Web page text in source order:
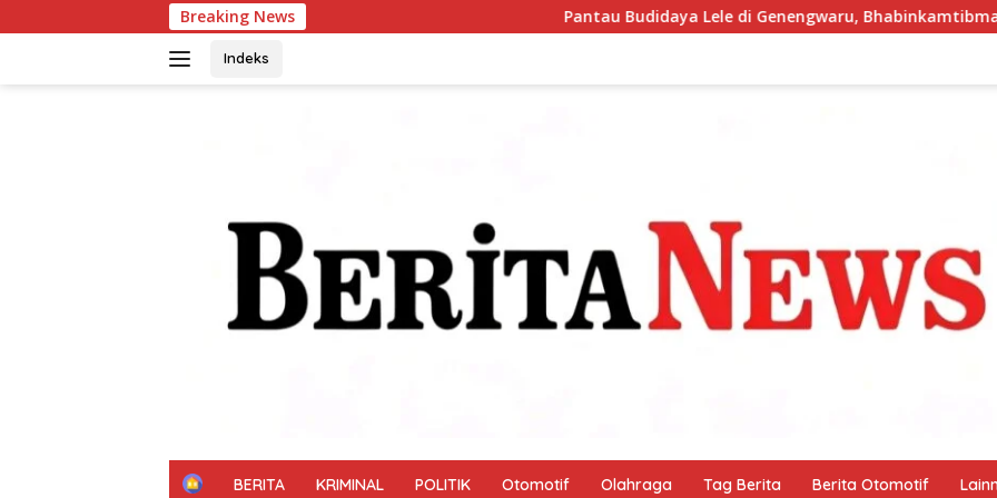
ke
Breaking News Pantau Budidaya Lele di Genengwaru, Bhabinkamtibmas Pastikan
Indeks
H
BERITA KRIMINAL POLITIK Otomotif Olahraga Tag Berita Berita Otomotif